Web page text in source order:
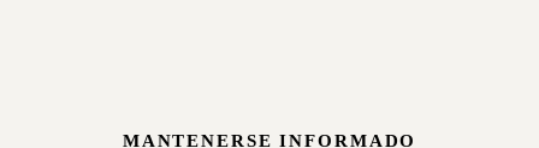
MANTENERSE INFORMADO